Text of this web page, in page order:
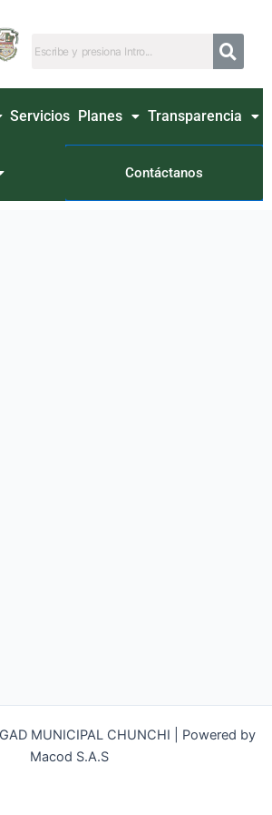
Servicios Planes Transparencia
Contáctanos
MUNICIPAL CHUNCHI | Powered by
Macod S.A.S